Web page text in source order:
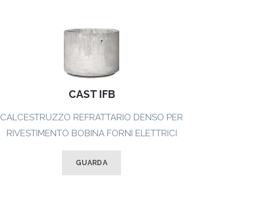
CAST IFB
CALCESTRUZZO REFRATTARIO DENSO PER
RIVESTIMENTO BOBINA FORNI ELETTRICI
GUARDA